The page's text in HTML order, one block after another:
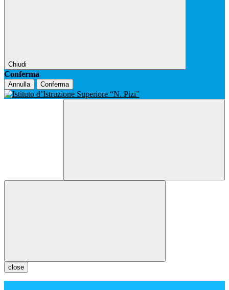
Chiudi
Conferma
Annulla Conferma
close